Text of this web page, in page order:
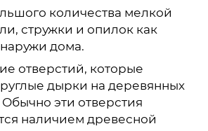
количества мелкой
стружки и опилок как
дома.
отверстий, которые
дырки на деревянных
Обычно эти отверстия
наличием древесной